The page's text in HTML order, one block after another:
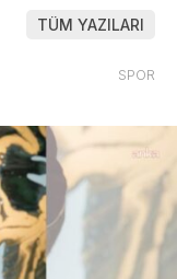
TÜM YAZILARI
SPOR